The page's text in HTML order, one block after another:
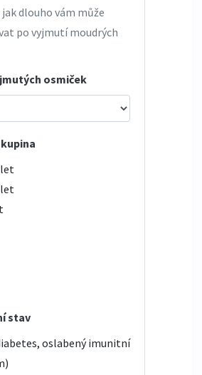
dlouho vám může
po vyjmutí moudrých
osmiček
let
let
stav
oslabený imunitní